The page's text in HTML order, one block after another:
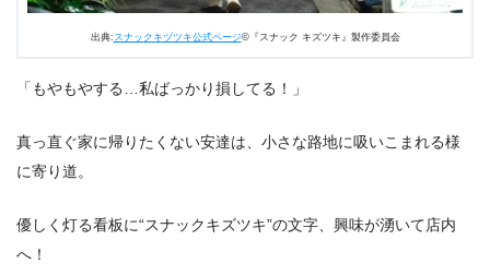
出典: スナックキヅツキ公式ページ©『スナック キズツキ』製作委員会
「もやもやする…私ばっかり損してる！」
真っ直ぐ家に帰りたくない安達は、小さな路地に吸いこまれる様
に寄り道。
優しく灯る看板に“スナックキズツキ”の文字、興味が湧いて店内
へ！